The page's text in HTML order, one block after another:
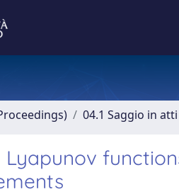
04.1 Saggio in
Lyapunov